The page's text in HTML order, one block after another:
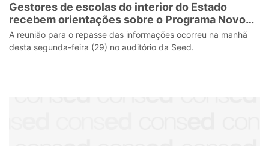
Gestores de escolas do interior do Estado
recebem orientações sobre o Programa Novo
Ensino Médio
A reunião para o repasse das informações ocorreu na manhã
desta segunda-feira (29) no auditório da Seed.